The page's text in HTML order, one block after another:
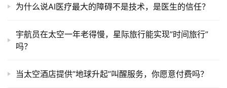
为什么说AI医疗最大的障碍不是技术，是医生的信任？
宇航员在太空一年老得慢，星际旅行能实现”时间旅行”
吗？
当太空酒店提供”地球升起”叫醒服务，你愿意付费吗？